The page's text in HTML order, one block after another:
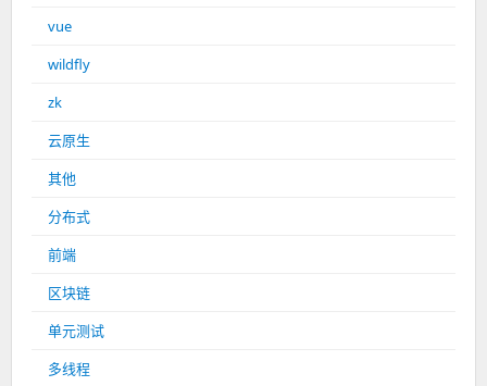
vue
wildfly
zk
云原生
其他
分布式
前端
区块链
单元测试
多线程